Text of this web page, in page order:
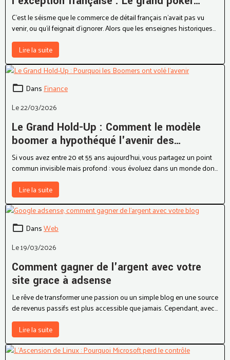
Fnac Darty
C'est le séisme que le commerce de détail français n'avait pas vu
venir, ou qu'il feignait d'ignorer. Alors que les enseignes historiques
Fnac et Darty tentaient de panser les plaies d'une consommation
atone, un titan venu d'Orient a discrètement posé ses pions sur
l'échiquier.
Lire la suite
DansFinance
Le 22/03/2026
Le Grand Hold-Up : Comment le modèle
boomer a hypothéqué l'avenir des
générations suivantes
Si vous avez entre 20 et 55 ans aujourd'hui, vous partagez un point
commun invisible mais profond : vous évoluez dans un monde dont
les fondations ont été coulées pour d'autres.
Lire la suite
DansWeb
Le 19/03/2026
Comment gagner de l'argent avec votre
site grace à adsense
Le rêve de transformer une passion ou un simple blog en une source
de revenus passifs est plus accessible que jamais. Cependant, avec
la saturation du contenu en ligne, la stratégie est devenue le maître-
mot.
Lire la suite